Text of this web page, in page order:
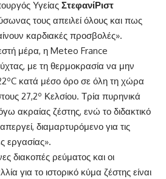
Υγείας ΣτεφανίΡιστ
τους απειλεί όλους και πως
καρδιακές προσβολές».
μέρα, η Meteo France
με τη θερμοκρασία να μην
κατά μέσο όρο σε όλη τη χώρα
27,2º Κελσίου. Τρία πυρηνικά
ακραίας ζέστης, ενώ το διδακτικό
διαμαρτυρόμενο για τις
εργασίας».
διακοπές ρεύματος και οι
για το ιστορικό κύμα ζέστης είναι